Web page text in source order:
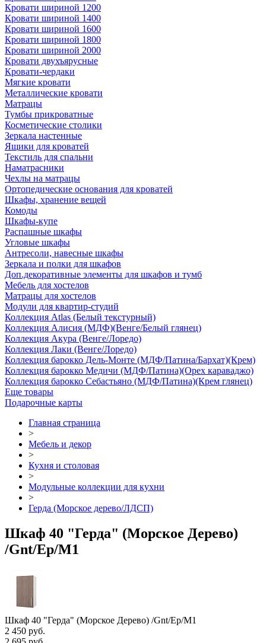
Кровати шириной 1200
Кровати шириной 1400
Кровати шириной 1600
Кровати шириной 1800
Кровати шириной 2000
Кровати двухъярусные
Кровати-чердаки
Мягкие кровати
Металлические кровати
Матрацы
Тумбы прикроватные
Косметические столики
Зеркала настенные
Ящики для кроватей
Текстиль для спальни
Наматрасники
Чехлы на матрацы
Ортопедические основания для кроватей
Шкафы, хранение вещей
Комоды
Шкафы-купе
Распашные шкафы
Угловые шкафы
Антресоли, навесные шкафы
Зеркала и полки для шкафов
Доп.декоративные элементы для шкафов и тумб
Мебель для хостелов
Матрацы для хостелов
Модули для квартир-студий
Коллекция Atlas (Белый текстурный)
Коллекция Алисия (МДФ)(Венге/Белый глянец)
Коллекция Акура (Венге/Лоредо)
Коллекция Лаки (Венге/Лоредо)
Коллекция барокко Дель-Монте (МДФ/Патина/Бархат)(Крем)
Коллекция барокко Медичи (МДФ/Патина)(Орех караваджо)
Коллекция барокко Себастьяно (МДФ/Патина)(Крем глянец)
Еще товары
Подарочные карты
Главная страница
>
Мебель и декор
>
Кухня и столовая
>
Модульные коллекции для кухни
>
Герда (Морское дерево/ЛДСП)
Шкаф 40 "Герда" (Морское Дерево)
/Gnt/Ep/М1
Шкаф 40 "Герда" (Морское Дерево) /Gnt/Ep/М1
2 450 руб.